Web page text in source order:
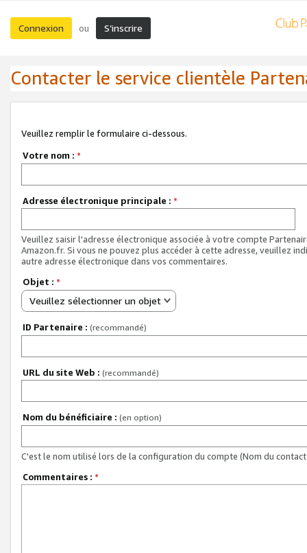
Connexion ou S’inscrire
Contacter le service clientèle
Veuillez remplir le formulaire ci-dessous.
Votre nom : *
Adresse électronique principale : *
Veuillez saisir l'adresse électronique associée à votre compte
Amazon.fr. Si vous ne pouvez plus accéder à cette adresse, veuillez
autre adresse électronique dans vos commentaires.
Objet : *
Veuillez sélectionner un objet
ID Partenaire : (recommandé)
URL du site Web : (recommandé)
Nom du bénéficiaire : (en option)
C'est le nom utilisé lors de la configuration du compte (Nom du
Commentaires : *